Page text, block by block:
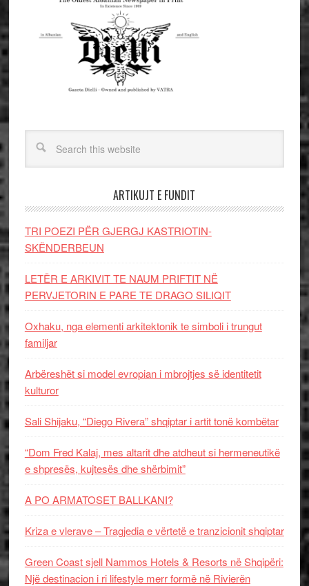
ARTIKUJT E FUNDIT
TRI POEZI PËR GJERGJ KASTRIOTIN-
SKËNDERBEUN
LETËR E ARKIVIT TE NAUM PRIFTIT NË
PERVJETORIN E PARE TE DRAGO SILIQIT
Oxhaku, nga elementi arkitektonik te simboli i trungut
familjar
Arbëreshët si model evropian i mbrojtjes së identitetit
kulturor
Sali Shijaku, “Diego Rivera” shqiptar i artit tonë kombëtar
“Dom Fred Kalaj, mes altarit dhe atdheut si hermeneutikë
e shpresës, kujtesës dhe shërbimit”
A PO ARMATOSET BALLKANI?
Kriza e vlerave – Tragjedia e vërtetë e tranzicionit shqiptar
Green Coast sjell Nammos Hotels & Resorts në Shqipëri:
Një destinacion i ri lifestyle merr formë në Rivierën